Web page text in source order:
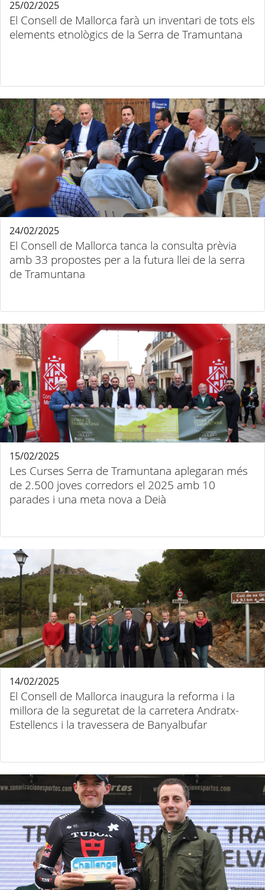
El Consell de Mallorca farà un inventari de tots els
elements etnològics de la Serra de Tramuntana
25/02/2025
El Consell de Mallorca tanca la consulta prèvia
amb 33 propostes per a la futura llei de la serra
de Tramuntana
24/02/2025
Les Curses Serra de Tramuntana aplegaran més
de 2.500 joves corredors el 2025 amb 10
parades i una meta nova a Deià
15/02/2025
El Consell de Mallorca inaugura la reforma i la
millora de la seguretat de la carretera Andratx-
Estellencs i la travessera de Banyalbufar
14/02/2025